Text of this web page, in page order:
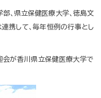
、県立保健医療大学、徳島文
携して、毎年恒例の行事とし
会が香川県立保健医療大学で